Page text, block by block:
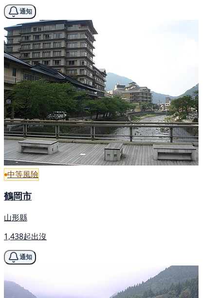
通知
中等風險
鶴岡市
山形縣
1,438起出沒
通知